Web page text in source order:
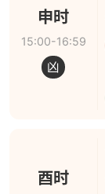
申时
15:00-16:59
凶
酉时